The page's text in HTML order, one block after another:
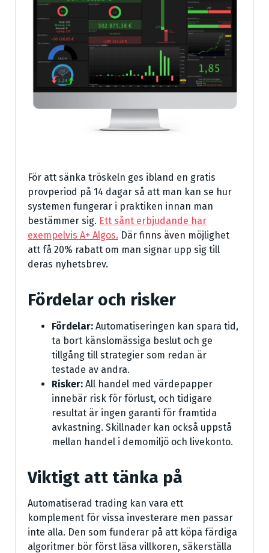
För att sänka tröskeln ges ibland en gratis
provperiod på 14 dagar så att man kan se hur
systemen fungerar i praktiken innan man
bestämmer sig. Ett sånt erbjudande har
exempelvis A+ Algos. Där finns även möjlighet
att få 20% rabatt om man signar upp sig till
deras nyhetsbrev.
Fördelar och risker
Fördelar: Automatiseringen kan spara tid,
ta bort känslomässiga beslut och ge
tillgång till strategier som redan är
testade av andra.
Risker: All handel med värdepapper
innebär risk för förlust, och tidigare
resultat är ingen garanti för framtida
avkastning. Skillnader kan också uppstå
mellan handel i demomiljö och livekonto.
Viktigt att tänka på
Automatiserad trading kan vara ett
komplement för vissa investerare men passar
inte alla. Den som funderar på att köpa färdiga
algoritmer bör först läsa villkoren, säkerställa